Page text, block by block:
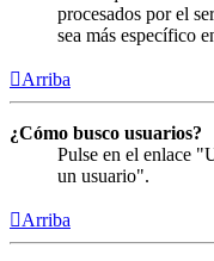
procesados por el
sea más específico
Arriba
¿Cómo busco usuarios?
Pulse en el enlace
un usuario".
Arriba